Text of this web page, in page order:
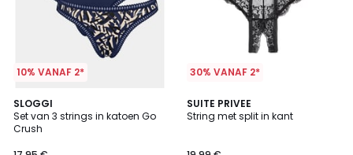
10% VANAF 2*
SLOGGI
Set van 3 strings in katoen Go
Crush
4.7
/ 5
3
Kleuren
30% VANAF 2*
SUITE PRIVEE
String met split in kant
4.4
/ 5